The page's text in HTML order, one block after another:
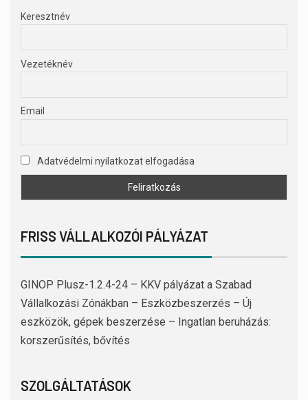
Keresztnév
Vezetéknév
Email
Adatvédelmi nyilatkozat elfogadása
FRISS VÁLLALKOZÓI PÁLYÁZAT
GINOP Plusz-1.2.4-24 – KKV pályázat a Szabad
Vállalkozási Zónákban – Eszközbeszerzés – Új
eszközök, gépek beszerzése – Ingatlan beruházás:
korszerűsítés, bővítés
SZOLGÁLTATÁSOK